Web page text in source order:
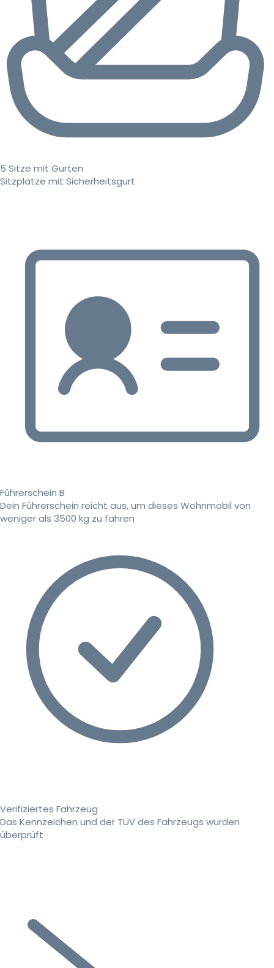
5 Sitze mit Gurten
Sitzplätze mit Sicherheitsgurt
Führerschein B
Dein Führerschein reicht aus, um dieses Wohnmobil von
weniger als 3500 kg zu fahren
Verifiziertes Fahrzeug
Das Kennzeichen und der TÜV des Fahrzeugs wurden
überprüft